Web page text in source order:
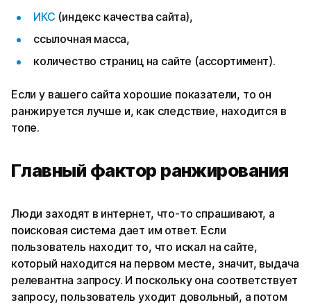
ИКС (индекс качества сайта),
ссылочная масса,
количество страниц на сайте (ассортимент).
Если у вашего сайта хорошие показатели, то он
ранжируется лучше и, как следствие, находится в
топе.
Главный фактор ранжирования
Люди заходят в интернет, что-то спрашивают, а
поисковая система дает им ответ. Если
пользователь находит то, что искал на сайте,
который находится на первом месте, значит, выдача
релевантна запросу. И поскольку она соответствует
запросу, пользователь уходит довольный, а потом